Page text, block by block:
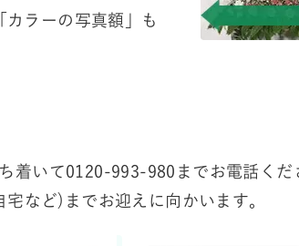
ラーの写真額」も
着いて0120-993-980までお電話くだ
など)までお迎えに向かいます。